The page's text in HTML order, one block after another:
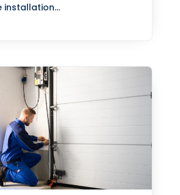
installation...